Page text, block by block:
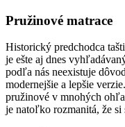
Pružinové matrace
Historický predchodca
je ešte aj dnes
podľa nás neexistuje
modernejšie a lepšie
pružinové v mnohých
je natoľko rozmanitá, že